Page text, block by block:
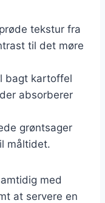
tekstur fra
til det møre
bagt kartoffel
absorberer
grøntsager
måltidet.
med
at servere en